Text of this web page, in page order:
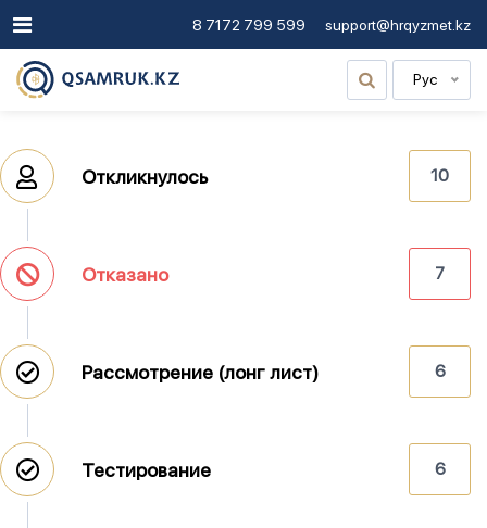
8 7172 799 599 support@hrqyzmet.kz
Рус
Откликнулось 10
Отказано 7
Рассмотрение (лонг лист) 6
Тестирование 6